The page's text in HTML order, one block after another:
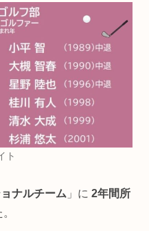
ト
ナルチーム 」に 2年間所